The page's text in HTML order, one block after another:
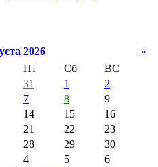
2026
»
Пт Сб
ВС
31 1
2
7 8
9
14 15
16
21 22
23
28 29
30
4 5
6